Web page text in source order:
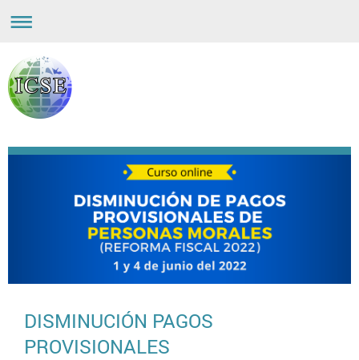
DISMINUCIÓN PAGOS
PROVISIONALES